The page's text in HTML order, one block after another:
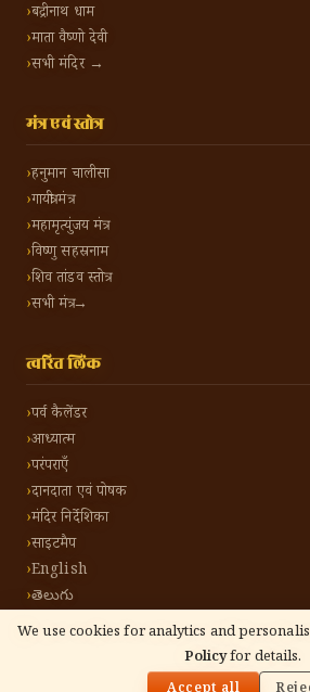
We use cookies for analytics and
Policyfor details.
बद्रीनाथ धाम
माता वैष्णो देवी
सभी मंदिर →
मंत्र एवं स्तोत्र
हनुमान चालीसा
गायत्री मंत्र
महामृत्युंजय मंत्र
विष्णु सहस्रनाम
शिव तांडव स्तोत्र
सभी मंत्र →
त्वरित लिंक
पर्व कैलेंडर
आध्यात्म
परंपराएँ
दानदाता एवं पोषक
मंदिर निर्देशिका
साइटमैप
English
తెలుగు
हिंदू टोन हिंदी। सर्वाधिकार सुरक्षित।